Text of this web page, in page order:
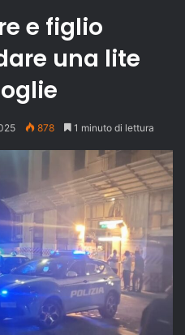
e figlio
una lite
878 1 minuto di lettura